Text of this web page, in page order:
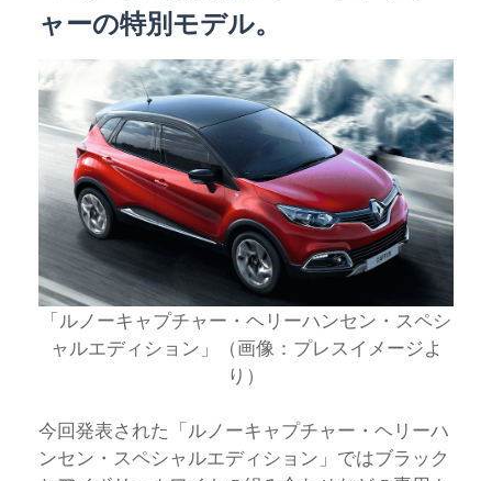
ャーの特別モデル。
「ルノーキャプチャー・ヘリーハンセン・スペシ
ャルエディション」（画像：プレスイメージよ
り）
今回発表された「ルノーキャプチャー・ヘリーハ
ンセン・スペシャルエディション」ではブラック